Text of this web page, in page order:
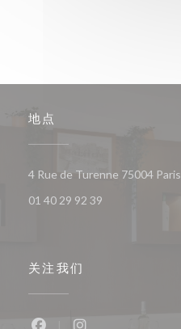
地点
4 Rue de Turenne 75004 Paris
01 40 29 92 39
关注我们